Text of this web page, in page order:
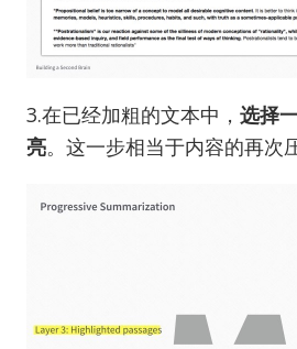
3.在已经加粗的文本中， 选择
亮。这一步相当于内容的再次